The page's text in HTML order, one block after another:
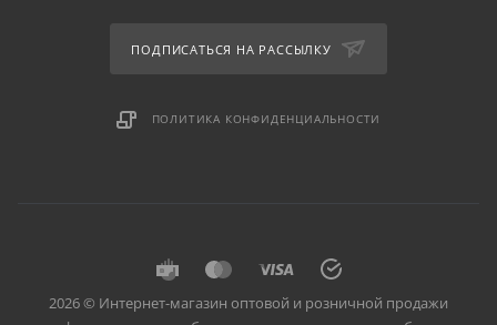
ПОДПИСАТЬСЯ НА РАССЫЛКУ
ПОЛИТИКА КОНФИДЕНЦИАЛЬНОСТИ
2026 © Интернет-магазин оптовой и розничной продажи